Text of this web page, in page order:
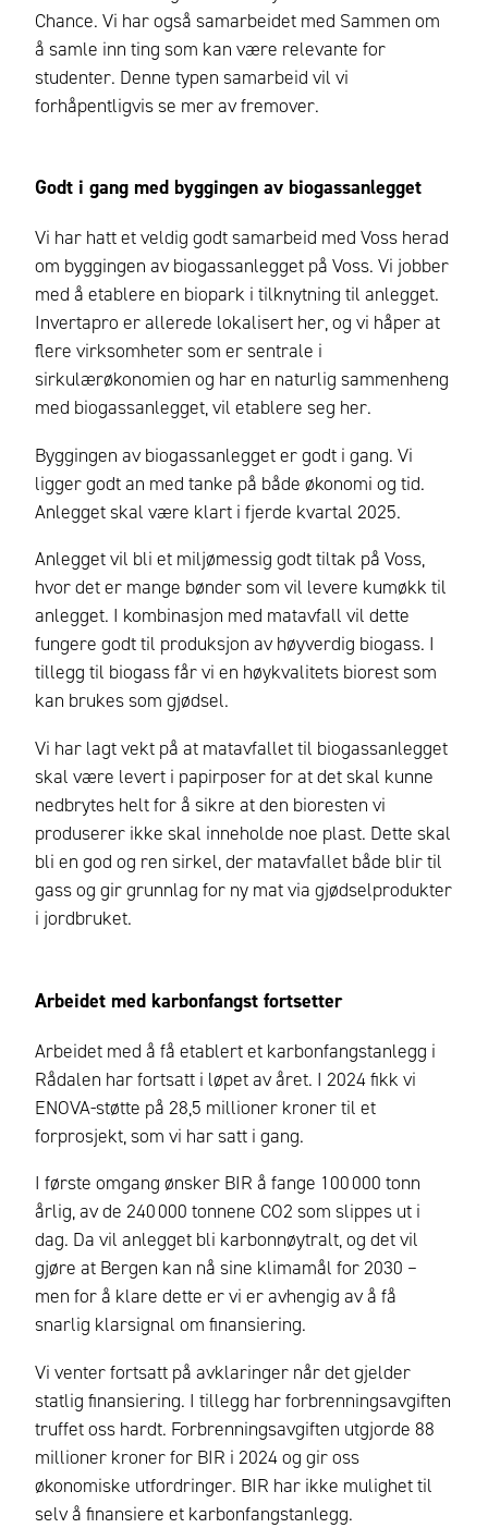
Chance. Vi har også samarbeidet med Sammen om
å samle inn ting som kan være relevante for
studenter. Denne typen samarbeid vil vi
forhåpentligvis se mer av fremover.
Godt i gang med byggingen av biogassanlegget
Vi har hatt et veldig godt samarbeid med Voss herad
om byggingen av biogassanlegget på Voss. Vi jobber
med å etablere en biopark i tilknytning til anlegget.
Invertapro er allerede lokalisert her, og vi håper at
flere virksomheter som er sentrale i
sirkulærøkonomien og har en naturlig sammenheng
med biogassanlegget, vil etablere seg her.
Byggingen av biogassanlegget er godt i gang. Vi
ligger godt an med tanke på både økonomi og tid.
Anlegget skal være klart i fjerde kvartal 2025.
Anlegget vil bli et miljømessig godt tiltak på Voss,
hvor det er mange bønder som vil levere kumøkk til
anlegget. I kombinasjon med matavfall vil dette
fungere godt til produksjon av høyverdig biogass. I
tillegg til biogass får vi en høykvalitets biorest som
kan brukes som gjødsel.
Vi har lagt vekt på at matavfallet til biogassanlegget
skal være levert i papirposer for at det skal kunne
nedbrytes helt for å sikre at den bioresten vi
produserer ikke skal inneholde noe plast. Dette skal
bli en god og ren sirkel, der matavfallet både blir til
gass og gir grunnlag for ny mat via gjødselprodukter
i jordbruket.
Arbeidet med karbonfangst fortsetter
Arbeidet med å få etablert et karbonfangstanlegg i
Rådalen har fortsatt i løpet av året. I 2024 fikk vi
ENOVA-støtte på 28,5 millioner kroner til et
forprosjekt, som vi har satt i gang.
I første omgang ønsker BIR å fange 100 000 tonn
årlig, av de 240 000 tonnene CO2 som slippes ut i
dag. Da vil anlegget bli karbonnøytralt, og det vil
gjøre at Bergen kan nå sine klimamål for 2030 –
men for å klare dette er vi er avhengig av å få
snarlig klarsignal om finansiering.
Vi venter fortsatt på avklaringer når det gjelder
statlig finansiering. I tillegg har forbrenningsavgiften
truffet oss hardt. Forbrenningsavgiften utgjorde 88
millioner kroner for BIR i 2024 og gir oss
økonomiske utfordringer. BIR har ikke mulighet til
selv å finansiere et karbonfangstanlegg.